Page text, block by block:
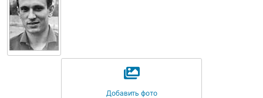
Добавить фото